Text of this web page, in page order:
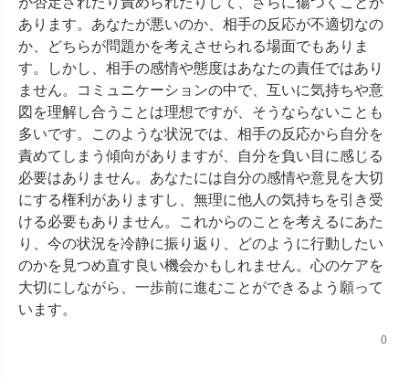
あります。あなたが悪いのか、相手の反応が不適切なの
か、どちらが問題かを考えさせられる場面でもありま
す。しかし、相手の感情や態度はあなたの責任ではあり
ません。コミュニケーションの中で、互いに気持ちや意
図を理解し合うことは理想ですが、そうならないことも
多いです。このような状況では、相手の反応から自分を
責めてしまう傾向がありますが、自分を負い目に感じる
必要はありません。あなたには自分の感情や意見を大切
にする権利がありますし、無理に他人の気持ちを引き受
ける必要もありません。これからのことを考えるにあた
り、今の状況を冷静に振り返り、どのように行動したい
のかを見つめ直す良い機会かもしれません。心のケアを
大切にしながら、一歩前に進むことができるよう願って
います。
0